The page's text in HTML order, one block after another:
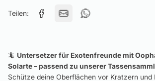
Teilen:
🦎 Untersetzer für Exotenfreunde mit
Solarte – passend zu unserer
Schütze deine Oberflächen vor Kratzern und